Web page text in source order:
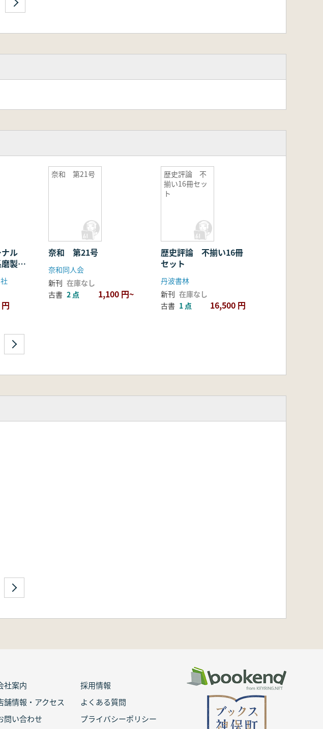
ナル
製石
奈和 第21号
奈和 第21号
奈和同人会
新刊 在庫なし
古書 2 点 1,100 円~
歴史評論 不
揃い16冊セッ
ト
歴史評論 不揃い16冊
セット
丹波書林
新刊 在庫なし
古書 1 点 16,500 円
社案内
採用情報
舗情報・アクセス
よくある質問
問い合わせ
プライバシーポリシー